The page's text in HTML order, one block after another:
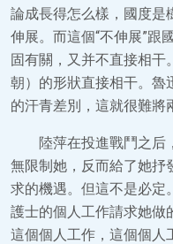
論成長得怎么樣，國度是
伸展。而這個“不伸展”跟
固有關，又并不直接相干
朝）的形狀直接相干。魯
的汗青差別，這就很難將
陸萍在投進戰鬥之后
無限制她，反而給了她抒
求的機遇。但這不是必定
護士的個人工作請求她做
這個個人工作，這個個人